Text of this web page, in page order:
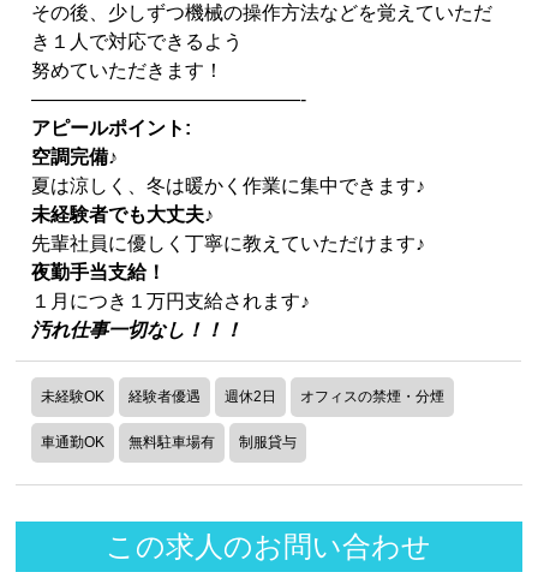
その後、少しずつ機械の操作方法などを覚えていただ
き１人で対応できるよう
努めていただきます！
——————————————-
アピールポイント:
空調完備♪
夏は涼しく、冬は暖かく作業に集中できます♪
未経験者でも大丈夫♪
先輩社員に優しく丁寧に教えていただけます♪
夜勤手当支給！
１月につき１万円支給されます♪
汚れ仕事一切なし！！！
未経験OK 経験者優遇 週休2日 オフィスの禁煙・分煙
車通勤OK 無料駐車場有 制服貸与
この求人のお問い合わせ